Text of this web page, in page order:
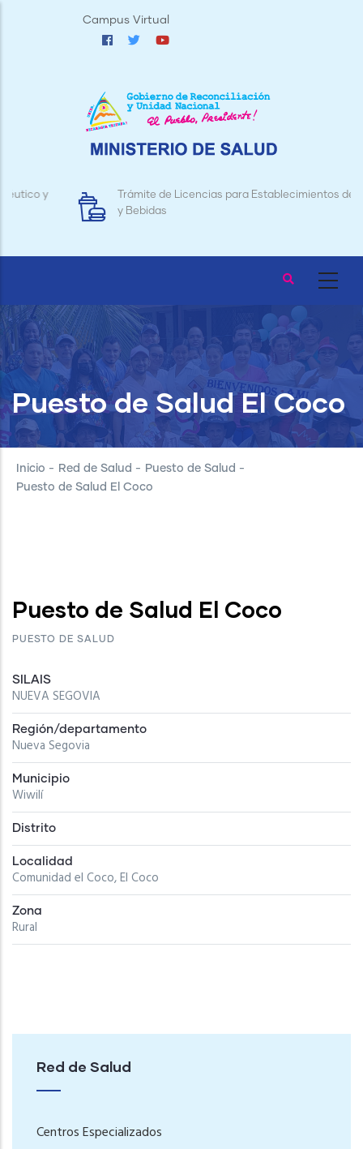
Campus Virtual
Trámite de Licencias para Establecimientos de Alimentos
y Bebidas
Puesto de Salud El Coco
Inicio - Red de Salud - Puesto de Salud -
Puesto de Salud El Coco
Puesto de Salud El Coco
PUESTO DE SALUD
SILAIS
NUEVA SEGOVIA
Región/departamento
Nueva Segovia
Municipio
Wiwilí
Distrito
Localidad
Comunidad el Coco, El Coco
Zona
Rural
Red de Salud
Centros Especializados